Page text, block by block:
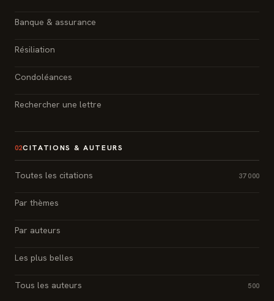
Banque & assurance
Résiliation
Condoléances
Rechercher une lettre
02CITATIONS & AUTEURS
Toutes les citations 37 000
Par thèmes
Par auteurs
Les plus belles
Tous les auteurs 500